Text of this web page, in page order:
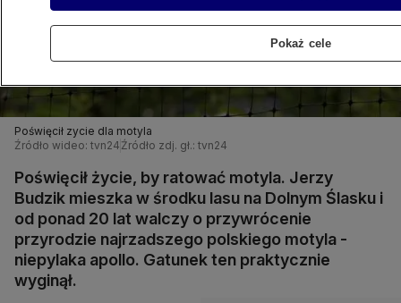
Poświęcił zycie dla motyla
Źródło wideo: tvn24 Źródło zdj. gł.: tvn24
Poświęcił życie, by ratować motyla. Jerzy
Budzik mieszka w środku lasu na Dolnym Ślasku i
od ponad 20 lat walczy o przywrócenie
przyrodzie najrzadszego polskiego motyla -
niepylaka apollo. Gatunek ten praktycznie
wyginął.
Pokaż cele